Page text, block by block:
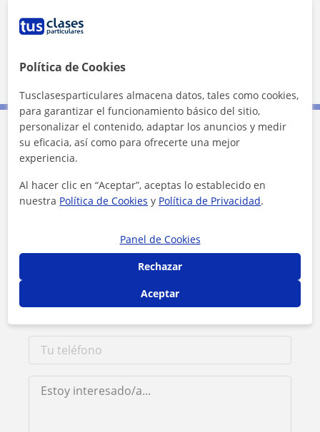
5 km
Contacta con Javier
Tarifa 30€/h
Política de Cookies
Tusclasesparticulares almacena datos, tales como cookies,
para garantizar el funcionamiento básico del sitio,
personalizar el contenido, adaptar los anuncios y medir
su eficacia, así como para ofrecerte una mejor
experiencia.
Al hacer clic en “Aceptar”, aceptas lo establecido en
nuestra Política de Cookies y Política de Privacidad.
Panel de Cookies
Rechazar
Aceptar